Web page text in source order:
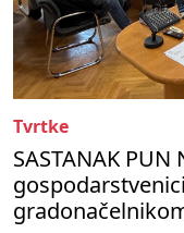
Tvrtke
SASTANAK PUN